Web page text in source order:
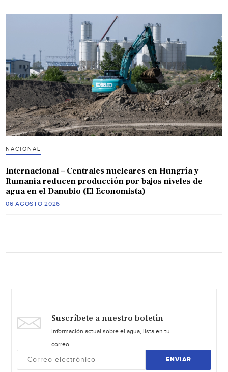
NACIONAL
Internacional – Centrales nucleares en Hungría y
Rumania reducen producción por bajos niveles de
agua en el Danubio (El Economista)
06 AGOSTO 2026
Suscríbete a nuestro boletín
Información actual sobre el agua, lista en tu
correo.
ENVIAR